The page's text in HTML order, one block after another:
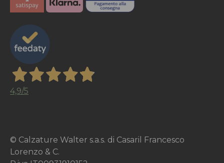
4,9/5
© Calzature Walter s.a.s. di Casaril Francesco
Lorenzo & C.